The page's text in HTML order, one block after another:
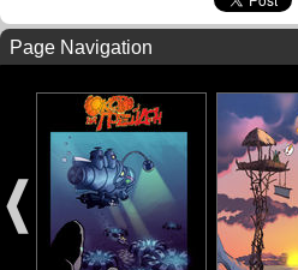
Page Navigation